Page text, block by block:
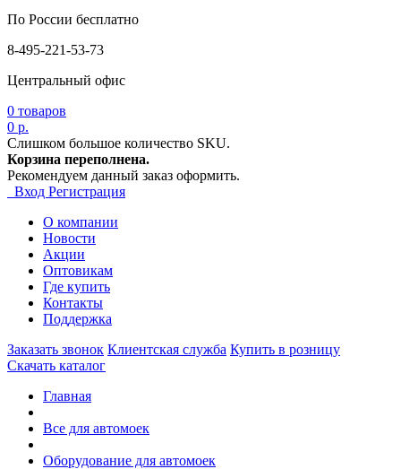
По России бесплатно
8-495-221-53-73
Центральный офис
0 товаров
0 р.
Слишком большое количество SKU.
Корзина переполнена.
Рекомендуем данный заказ оформить.
Вход Регистрация
О компании
Новости
Акции
Оптовикам
Где купить
Контакты
Поддержка
Заказать звонок Клиентская служба Купить в розницу
Скачать каталог
Главная
Все для автомоек
Оборудование для автомоек